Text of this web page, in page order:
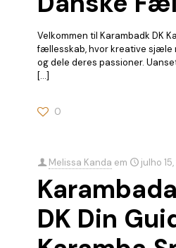
Velkommen til Karambadk DK
fællesskab, hvor kreative sjæle
og dele deres passioner.
[…]
0
Melissa Kanda em julho
DK Din